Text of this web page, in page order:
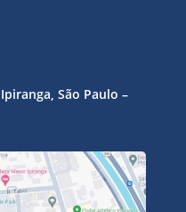
São Paulo –